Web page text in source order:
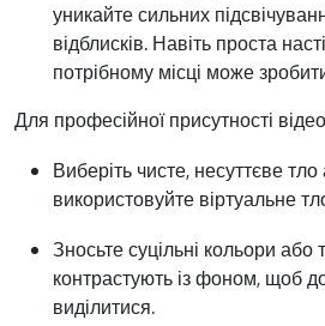
уникайте сильних
відблисків. Навіть проста
потрібному місці може
Для професійної присутності
Виберіть чисте, несуттєве
використовуйте віртуальне
Зносьте суцільні кольори або
контрастують із фоном, щоб
виділитися.